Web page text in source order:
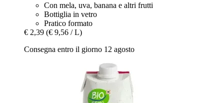
Con mela, uva, banana e altri frutti
Bottiglia in vetro
Pratico formato
€ 2,39 (€ 9,56 / L)
Consegna entro il giorno 12 agosto